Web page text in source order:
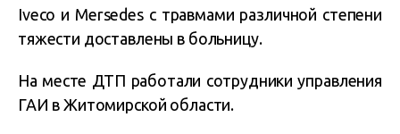
Iveco и Mersedes с травмами различной степени
тяжести доставлены в больницу.
На месте ДТП работали сотрудники управления
ГАИ в Житомирской области.